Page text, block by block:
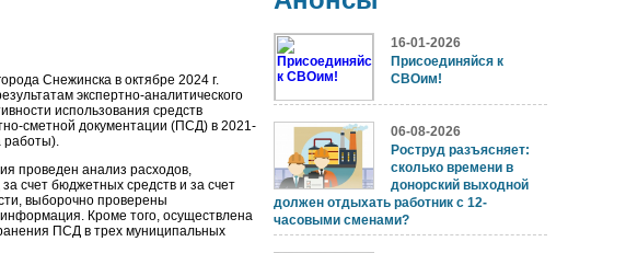
Снежинска в октябре 2024 г.
экспертно-аналитического
использования средств
сметной документации (ПСД) в 2021-
работы).
проведен анализ расходов,
счет бюджетных средств и за счет
выборочно проверены
Кроме того, осуществлена
ПСД в трех муниципальных
16-01-2026
Присоединяйся к
СВОим!
06-08-2026
Роструд разъясняет:
сколько времени в
донорский выходной
должен отдыхать работник с 12-
часовыми сменами?